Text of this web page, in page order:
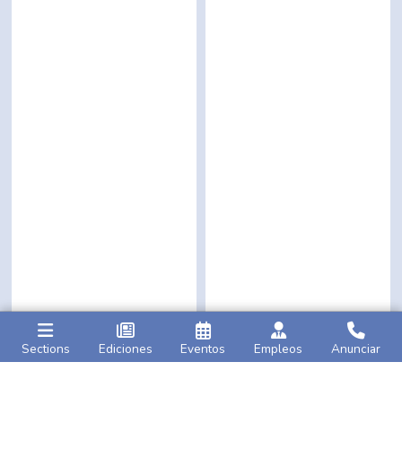
Sections Ediciones Eventos Empleos Anunciar